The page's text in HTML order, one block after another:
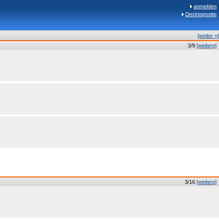
anmelden
Desktopseite
[weiter »]
3/9 [weitere]
3/16 [weitere]